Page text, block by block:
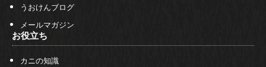
うおけんブログ
メールマガジン
お役立ち
カニの知識